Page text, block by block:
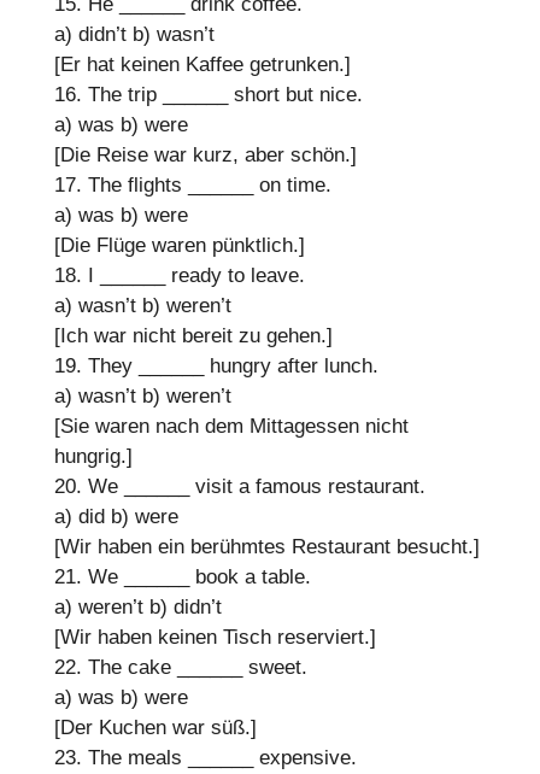
15. He
drink coffee.
a) didn’t b) wasn’t
[Er hat keinen Kaffee getrunken.]
16. The trip
short but nice.
a) was b) were
[Die Reise war kurz, aber schön.]
17. The flights
on time.
a) was b) were
[Die Flüge waren pünktlich.]
18. I
ready to leave.
a) wasn’t b) weren’t
[Ich war nicht bereit zu gehen.]
19. They
hungry after lunch.
a) wasn’t b) weren’t
[Sie waren nach dem Mittagessen nicht
hungrig.]
20. We
visit a famous restaurant.
a) did b) were
[Wir haben ein berühmtes Restaurant besucht.]
21. We
book a table.
a) weren’t b) didn’t
[Wir haben keinen Tisch reserviert.]
22. The cake
sweet.
a) was b) were
[Der Kuchen war süß.]
23. The meals
expensive.